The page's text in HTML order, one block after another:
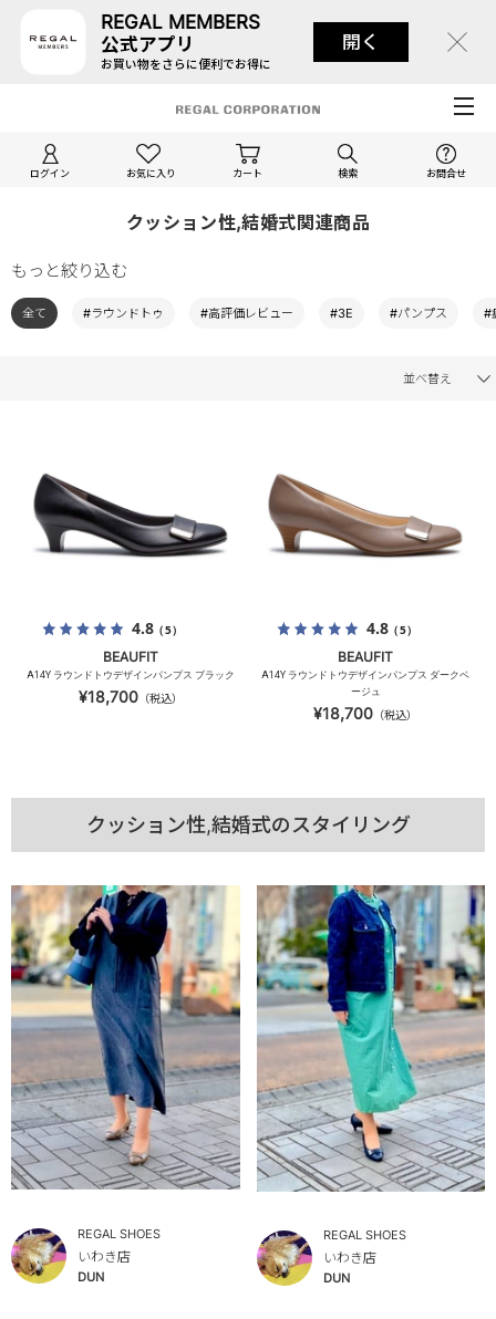
REGAL MEMBERS
公式アプリ
お買い物をさらに便利でお得に
開く
ログイン お気に入り カート 検索 お問合せ
クッション性,結婚式関連商品
もっと絞り込む
全て #ラウンドトゥ #高評価レビュー #3E #パンプス #
並べ替え
4.8（5）
BEAUFIT
A14Y ラウンドトウデザインパンプス ブラック
¥18,700 （税込）
4.8（5）
BEAUFIT
A14Y ラウンドトウデザインパンプス ダークベ
ージュ
¥18,700 （税込）
クッション性,結婚式のスタイリング
REGAL SHOES
いわき店
DUN
REGAL SHOES
いわき店
DUN